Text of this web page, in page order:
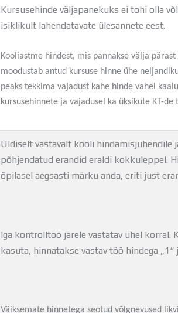
Kursusehinde väljapanekuks ei tohi olla
isiklikult lahendatavate ülesannete eest.
Kooliastme hindest, mis pannakse välja
moodustab antud kursuse hinne ühe
peaks tekkima vajadust kahe hinde vahel
kursusehinnete ja vajadusel ka üksikute KT-de
Üldiselt vastavalt kooli hindamisjuhendile
põhjendatud erandid eraldi kokkuleppel.
õpilasel aegsasti märku anda, eriti just
Iga kontrolltöö järele vastatav ühel korral.
kasuta, hinnatakse vastav töö hindega
Väiksemate hinnetega seotud võlgnevused